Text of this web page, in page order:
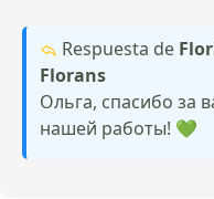
Respuesta de
Florans
Ольга, спасибо за
нашей работы! 💚